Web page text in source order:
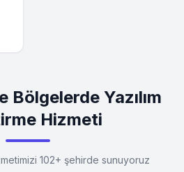
Bölgelerde Yazılım
Hizmeti
102+ şehirde sunuyoruz